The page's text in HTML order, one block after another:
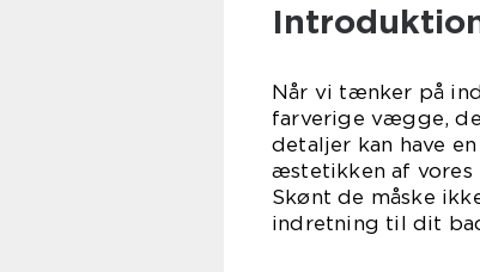
Når vi tænker på
farverige vægge,
detaljer kan have
æstetikken af vores
Skønt de måske
indretning til dit